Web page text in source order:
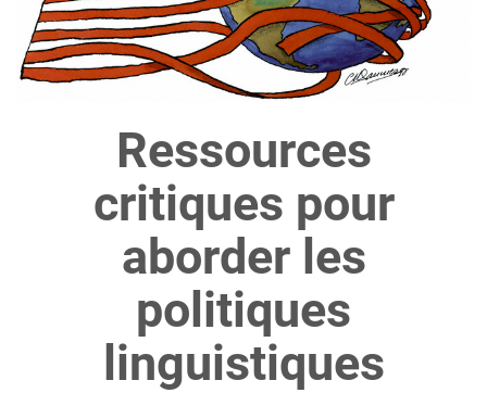
Ressources
critiques pour
aborder les
politiques
linguistiques